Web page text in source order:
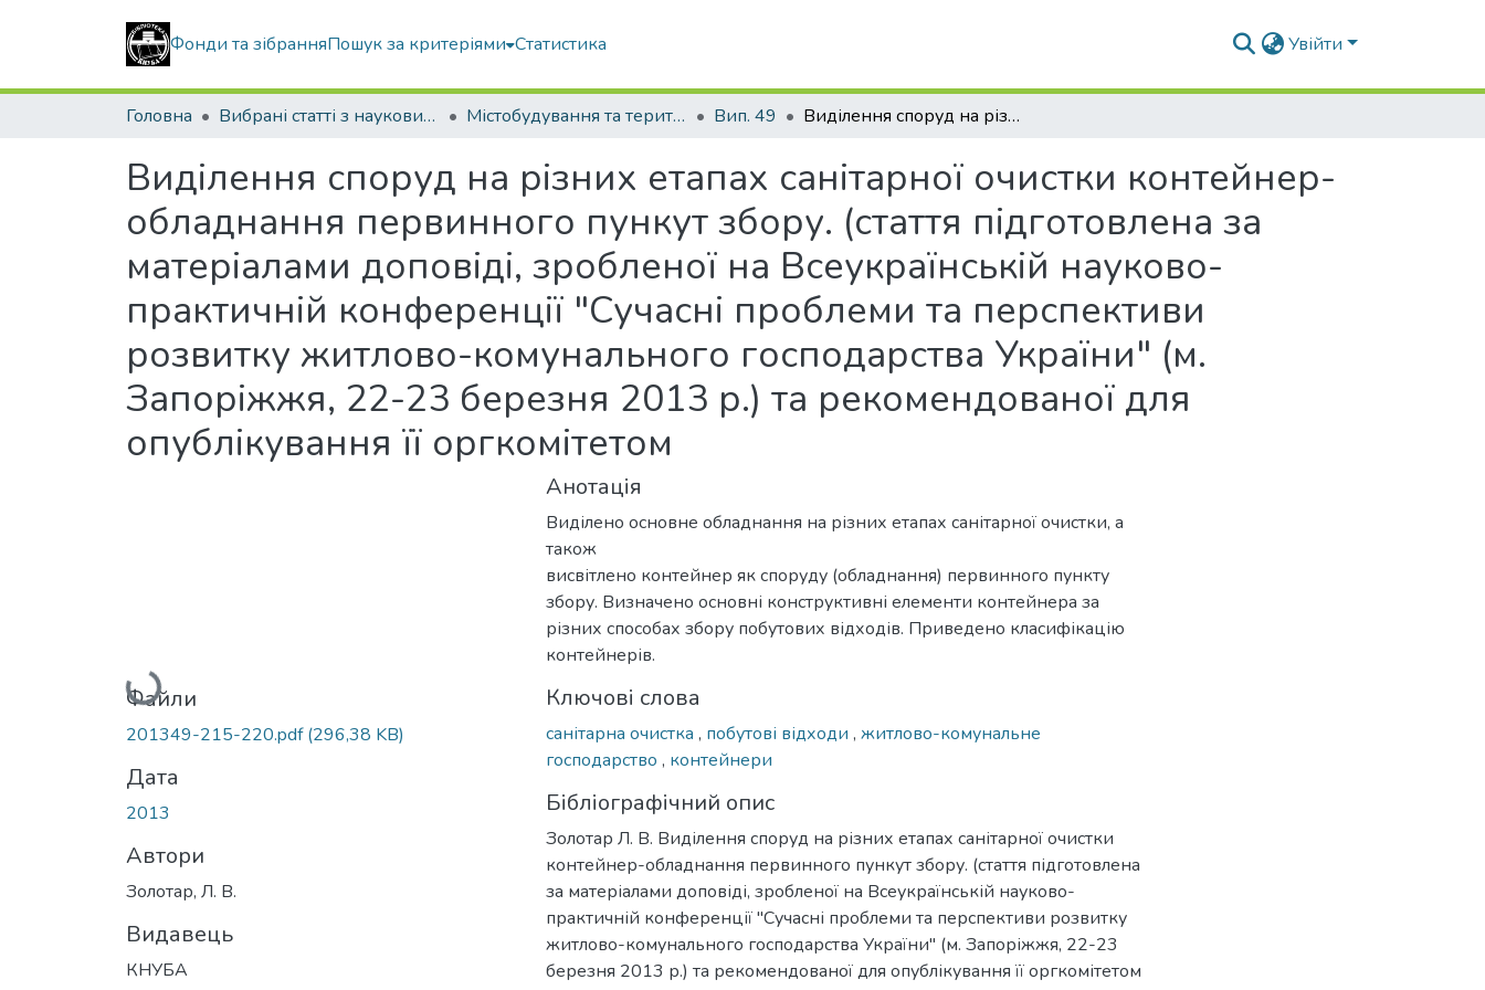
Фонди та зібранняПошук за критеріями Статистика Увійти
Головна Вибрані статті з наукових збірників КНУБА Містобудування та територіальне планування Вип. 49 Виділення споруд на різних етапах санітарної очистки контейнер-обладнання первинного пункут збору. (стаття підготовлена за матеріалами доповіді, зробленої на Всеукраїнській науково-практичній конференції "Сучасні проблеми та перспективи розвитку житлово-комунального господарства України" (м. Запоріжжя, 22-23 березня 2013 р.) та рекомендованої для опублікування її оргкомітетом
Виділення споруд на різних етапах санітарної очистки контейнер-
обладнання первинного пункут збору. (стаття підготовлена за
матеріалами доповіді, зробленої на Всеукраїнській науково-
практичній конференції "Сучасні проблеми та перспективи
розвитку житлово-комунального господарства України" (м.
Запоріжжя, 22-23 березня 2013 р.) та рекомендованої для
опублікування її оргкомітетом
Вантажиться...
Файли
201349-215-220.pdf(296,38 KB)
Дата
2013
Автори
Золотар, Л. В.
Видавець
КНУБА
Анотація
Виділено основне обладнання на різних етапах санітарної очистки, а
також
висвітлено контейнер як споруду (обладнання) первинного пункту
збору. Визначено основні конструктивні елементи контейнера за
різних способах збору побутових відходів. Приведено класифікацію
контейнерів.
Ключові слова
санітарна очистка , побутові відходи , житлово-комунальне
господарство , контейнери
Бібліографічний опис
Золотар Л. В. Виділення споруд на різних етапах санітарної очистки
контейнер-обладнання первинного пункут збору. (стаття підготовлена
за матеріалами доповіді, зробленої на Всеукраїнській науково-
практичній конференції "Сучасні проблеми та перспективи розвитку
житлово-комунального господарства України" (м. Запоріжжя, 22-23
березня 2013 р.) та рекомендованої для опублікування її оргкомітетом